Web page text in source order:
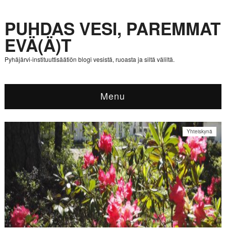
PUHDAS VESI, PAREMMAT
EVÄ(Ä)T
Pyhäjärvi-instituuttisäätiön blogi vesistä, ruoasta ja siltä väliltä.
Menu
Yhteiskynä